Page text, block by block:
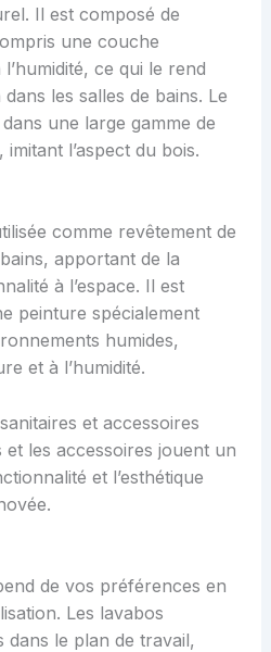
Il est composé de
une couche
ce qui le rend
les salles de bains. Le
une large gamme de
l’aspect du bois.
comme revêtement de
apportant de la
à l’espace. Il est
peinture spécialement
humides,
et à l’humidité.
et accessoires
et les accessoires jouent un
et l’esthétique
de vos préférences en
Les lavabos
dans le plan de travail,